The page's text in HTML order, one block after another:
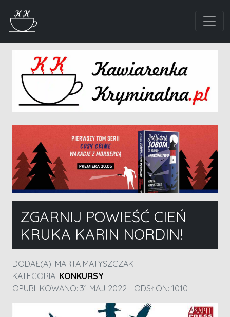
ZGARNIJ POWIEŚĆ CIEŃ
KRUKA KARIN NORDIN!
DODAŁ(A): MARTA MATYSZCZAK
KATEGORIA: KONKURSY
OPUBLIKOWANO: 31 MAJ 2022
ODSŁON: 1010